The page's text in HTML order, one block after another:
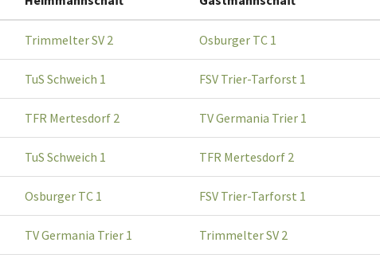
Trimmelter SV 2 Osburger TC 1
TuS Schweich 1 FSV Trier-Tarforst 1
TFR Mertesdorf 2 TV Germania Trier 1
TuS Schweich 1 TFR Mertesdorf 2
Osburger TC 1 FSV Trier-Tarforst 1
TV Germania Trier 1 Trimmelter SV 2